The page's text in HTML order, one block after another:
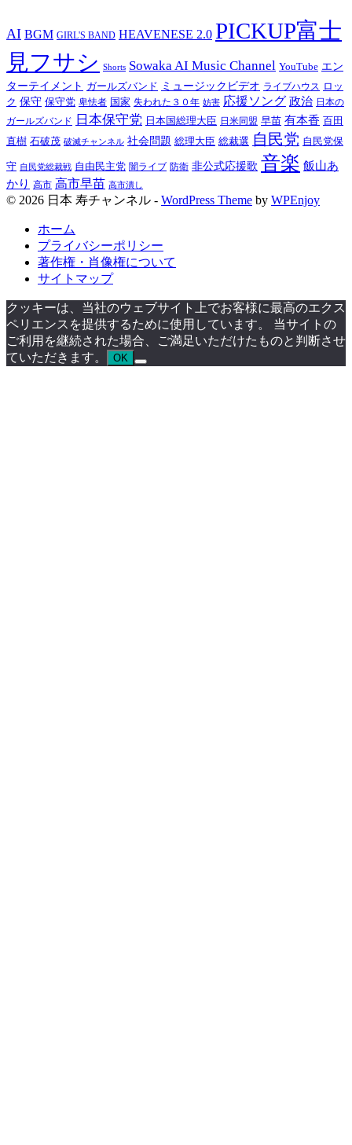
AI BGM GIRL'S BAND HEAVENESE 2.0 PICKUP富士
見フサシ Shorts Sowaka AI Music Channel YouTube エン
ターテイメント ガールズバンド ミュージックビデオ ライブハウス ロッ
ク 保守 保守党 卑怯者 国家 失われた３０年 妨害 応援ソング 政治 日本の
ガールズバンド
日本保守党 日本国総理大臣 日米同盟 早苗 有本香 百田
直樹 石破茂 破滅チャンネル 社会問題 総理大臣 総裁選 自民党 自民党保
守 自民党総裁戦 自由民主党 闇ライブ 防衛 非公式応援歌 音楽 飯山あ
かり 高市 高市早苗 高市潰し
© 2026 日本 寿チャンネル - WordPress Theme by WPEnjoy
ホーム
プライバシーポリシー
著作権・肖像権について
サイトマップ
クッキーは、当社のウェブサイト上でお客様に最高のエクス
ペリエンスを提供するために使用しています。 当サイトの
ご利用を継続された場合、ご満足いただけたものと判断させ
ていただきます。
OK